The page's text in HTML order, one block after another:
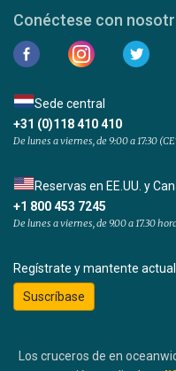
Conéctese con
Sede central
+31 (0)118 410 410
De lunes a viernes, de 9:00 a 17:30
Reservas en EE.UU. y
+1 800 453 7245
De lunes a viernes, de 9.00 a 17.30
Regístrate y mantente
Suscríbase
Los cruceros de en